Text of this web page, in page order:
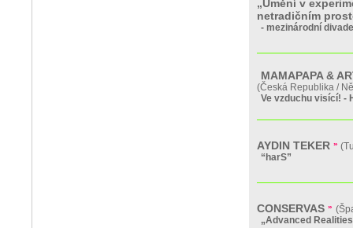
„Umění v
netradičním
- mezinárodní
MAMAPAPA &
(Česká Republika /
Ve vzduchu visící! -
AYDIN TEKER »
“harS”
CONSERVAS »
„Advanced